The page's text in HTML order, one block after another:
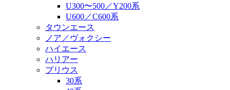
U300〜500／Y200系
U600／C600系
タウンエース
ノア／ヴォクシー
ハイエース
ハリアー
プリウス
30系